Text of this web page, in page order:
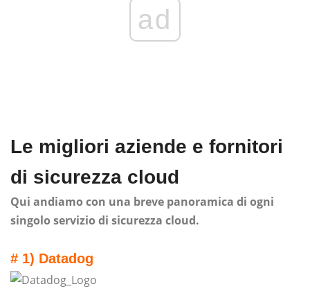
ad
Le migliori aziende e fornitori
di sicurezza cloud
Qui andiamo con una breve panoramica di ogni
singolo servizio di sicurezza cloud.
# 1) Datadog